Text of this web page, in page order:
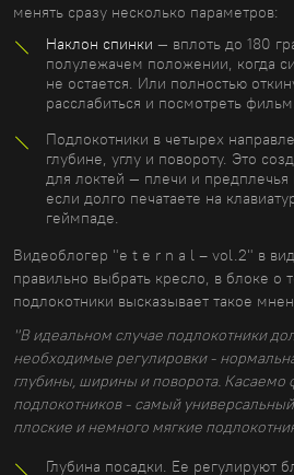
менять сразу несколько параметров:
Наклон спинки — вплоть до 180
полулежачем положении, когда
не остается. Или полностью
расслабиться и посмотреть
Подлокотники в четырех
глубине, углу и повороту. Это
для локтей — плечи и предплечья
если долго печатаете на
геймпаде.
Видеоблогер "e t e r n a l – vol.2" в
правильно выбрать кресло, в блоке о
подлокотники высказывает такое
"В идеальном случае подлокотники
необходимые регулировки -
глубины, ширины и поворота.
подлокотников - самый
плоские и немного мягкие
Глубина посадки. Ее регулируют